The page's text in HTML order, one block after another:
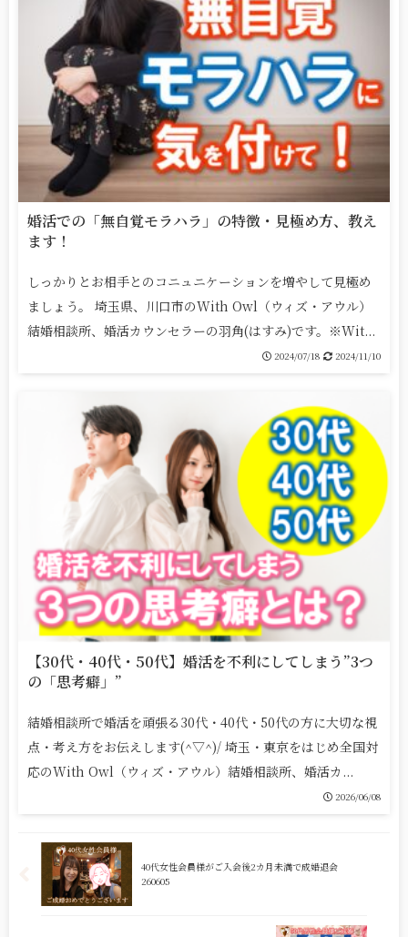
婚活での「無自覚モラハラ」の特徴・見極め方、教え
ます！
しっかりとお相手とのコニュニケーションを増やして見極め
ましょう。 埼玉県、川口市のWith Owl（ウィズ・アウル）
結婚相談所、婚活カウンセラーの羽角(はすみ)です。※Wit...
2024/07/18 2024/11/10
【30代・40代・50代】婚活を不利にしてしまう”3つ
の「思考癖」”
結婚相談所で婚活を頑張る30代・40代・50代の方に大切な視
点・考え方をお伝えします(^▽^)/ 埼玉・東京をはじめ全国対
応のWith Owl（ウィズ・アウル）結婚相談所、婚活カ...
2026/06/08
40代女性会員様がご入会後2カ月未満で成婚退会
260605